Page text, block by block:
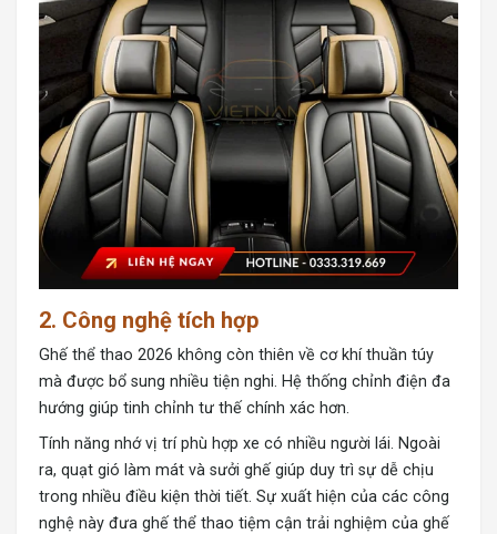
2. Công nghệ tích hợp
Ghế thể thao 2026 không còn thiên về cơ khí thuần túy
mà được bổ sung nhiều tiện nghi. Hệ thống chỉnh điện đa
hướng giúp tinh chỉnh tư thế chính xác hơn.
Tính năng nhớ vị trí phù hợp xe có nhiều người lái. Ngoài
ra, quạt gió làm mát và sưởi ghế giúp duy trì sự dễ chịu
trong nhiều điều kiện thời tiết. Sự xuất hiện của các công
nghệ này đưa ghế thể thao tiệm cận trải nghiệm của ghế